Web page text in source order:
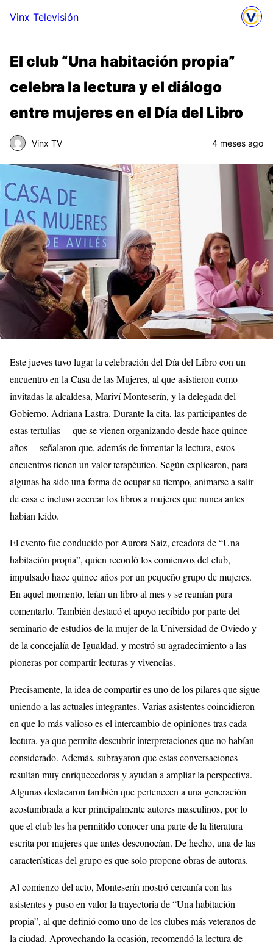
Vinx Televisión
El club “Una habitación propia”
celebra la lectura y el diálogo
entre mujeres en el Día del Libro
Vinx TV 4 meses ago
Este jueves tuvo lugar la celebración del Día del Libro con un
encuentro en la Casa de las Mujeres, al que asistieron como
invitadas la alcaldesa, Mariví Monteserín, y la delegada del
Gobierno, Adriana Lastra. Durante la cita, las participantes de
estas tertulias —que se vienen organizando desde hace quince
años— señalaron que, además de fomentar la lectura, estos
encuentros tienen un valor terapéutico. Según explicaron, para
algunas ha sido una forma de ocupar su tiempo, animarse a salir
de casa e incluso acercar los libros a mujeres que nunca antes
habían leído.
El evento fue conducido por Aurora Saiz, creadora de “Una
habitación propia”, quien recordó los comienzos del club,
impulsado hace quince años por un pequeño grupo de mujeres.
En aquel momento, leían un libro al mes y se reunían para
comentarlo. También destacó el apoyo recibido por parte del
seminario de estudios de la mujer de la Universidad de Oviedo y
de la concejalía de Igualdad, y mostró su agradecimiento a las
pioneras por compartir lecturas y vivencias.
Precisamente, la idea de compartir es uno de los pilares que sigue
uniendo a las actuales integrantes. Varias asistentes coincidieron
en que lo más valioso es el intercambio de opiniones tras cada
lectura, ya que permite descubrir interpretaciones que no habían
considerado. Además, subrayaron que estas conversaciones
resultan muy enriquecedoras y ayudan a ampliar la perspectiva.
Algunas destacaron también que pertenecen a una generación
acostumbrada a leer principalmente autores masculinos, por lo
que el club les ha permitido conocer una parte de la literatura
escrita por mujeres que antes desconocían. De hecho, una de las
características del grupo es que solo propone obras de autoras.
Al comienzo del acto, Monteserín mostró cercanía con las
asistentes y puso en valor la trayectoria de “Una habitación
propia”, al que definió como uno de los clubes más veteranos de
la ciudad. Aprovechando la ocasión, recomendó la lectura de